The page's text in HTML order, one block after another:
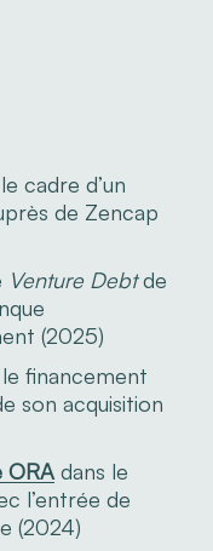
cadre d’un
de Zencap
Venture Debtde
(2025)
financement
son acquisition
ORAdans le
l’entrée de
(2024)